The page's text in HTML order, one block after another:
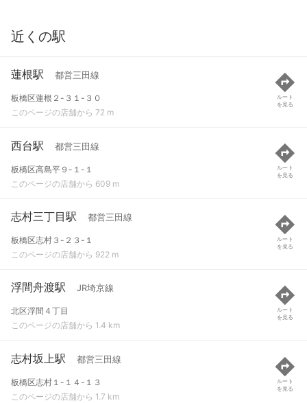
近くの駅
蓮根駅 都営三田線
板橋区蓮根２-３１-３０
このページの店舗から 72 m
ルート
を見る
西台駅 都営三田線
板橋区高島平９-１-１
このページの店舗から 609 m
ルート
を見る
志村三丁目駅 都営三田線
板橋区志村３-２３-１
このページの店舗から 922 m
ルート
を見る
浮間舟渡駅 JR埼京線
北区浮間４丁目
このページの店舗から 1.4 km
ルート
を見る
志村坂上駅 都営三田線
板橋区志村１-１４-１３
このページの店舗から 1.7 km
ルート
を見る